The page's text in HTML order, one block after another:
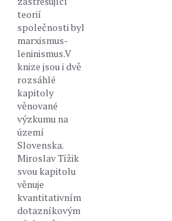
teorií
společnosti byl
marxismus-
leninismus.V
knize jsou i dvě
rozsáhlé
kapitoly
věnované
výzkumu na
území
Slovenska.
Miroslav Tížik
svou kapitolu
věnuje
kvantitativním
dotazníkovým